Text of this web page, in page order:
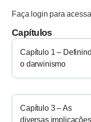
Faça login para
Capítulos
Capítulo 1 –
o darwinismo
Capítulo 3 – As
diversas implicações